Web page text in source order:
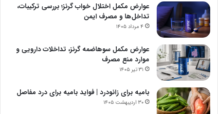
عوارض مکمل اختلال خواب گرنز؛ بررسی ترکیبات،
تداخل‌ها و مصرف ایمن
۴ مرداد ۱۴۰۵
عوارض مکمل سوهاضمه گرنز، تداخلات دارویی و
موارد منع مصرف
۳۱ تیر ۱۴۰۵
بامیه برای زانودرد | فواید بامیه برای درد مفاصل
۳۰ اردیبهشت ۱۴۰۵